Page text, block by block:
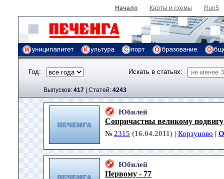
Начало Карты и схемы Run5
Год: Искать в статьях:
Выпусков: 417 | Cтатей: 4243
Юбилей
Сопричастны великому подвигу
№ 2315 (16.04.2011) | Корзуново |
Юбилей
Первому - 77